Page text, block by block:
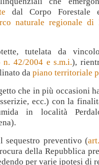
dal Corpo Forestale
naturale regionale di
tutelata da
42/2004 e s.m.i.),
da piano territoriale
che in più occasioni
ecc.) con la
in località
sequestro preventivo (
della Repubblica
per varie ipotesi di